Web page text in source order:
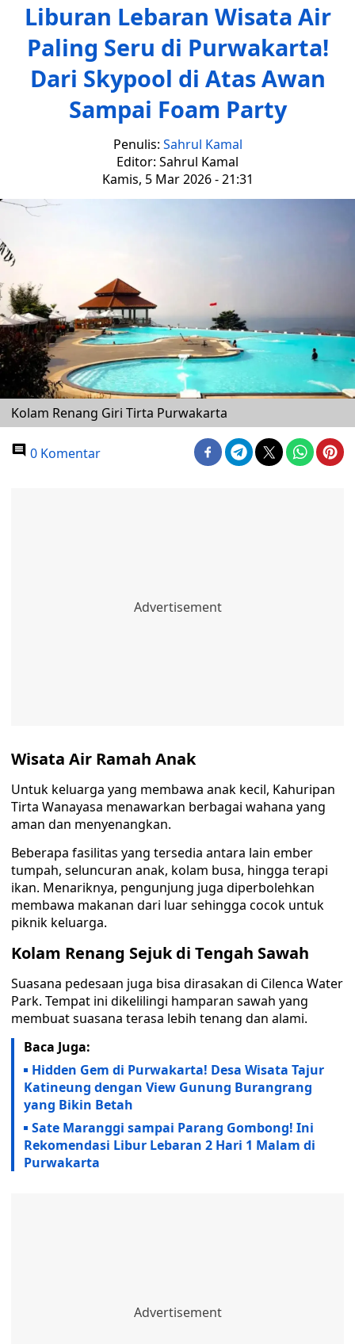
Liburan Lebaran Wisata Air
Paling Seru di Purwakarta!
Dari Skypool di Atas Awan
Sampai Foam Party
Penulis: Sahrul Kamal
Editor: Sahrul Kamal
Kamis, 5 Mar 2026 - 21:31
Kolam Renang Giri Tirta Purwakarta
0 Komentar
Wisata Air Ramah Anak
Untuk keluarga yang membawa anak kecil, Kahuripan
Tirta Wanayasa menawarkan berbagai wahana yang
aman dan menyenangkan.
Beberapa fasilitas yang tersedia antara lain ember
tumpah, seluncuran anak, kolam busa, hingga terapi
ikan. Menariknya, pengunjung juga diperbolehkan
membawa makanan dari luar sehingga cocok untuk
piknik keluarga.
Kolam Renang Sejuk di Tengah Sawah
Suasana pedesaan juga bisa dirasakan di Cilenca Water
Park. Tempat ini dikelilingi hamparan sawah yang
membuat suasana terasa lebih tenang dan alami.
Baca Juga:
Hidden Gem di Purwakarta! Desa Wisata Tajur
Katineung dengan View Gunung Burangrang
yang Bikin Betah
Sate Maranggi sampai Parang Gombong! Ini
Rekomendasi Libur Lebaran 2 Hari 1 Malam di
Purwakarta ‎